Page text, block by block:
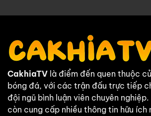
CakhiaTV là điểm đến quen thuộc
bóng đá, với các trận đấu trực tiếp
đội ngũ bình luận viên chuyên
còn cung cấp nhiều thông tin hữu ích